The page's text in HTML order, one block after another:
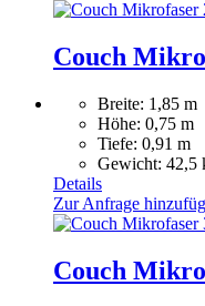
Couch
Breite: 1,85 m
Höhe: 0,75 m
Tiefe: 0,91 m
Gewicht: 42,5
Details
Zur Anfrage
Couch